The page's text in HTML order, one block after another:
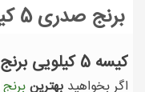
برنج صدری 5 کیلویی
کیسه 5 کیلویی برنج صدری
اگر بخواهید بهترینبرنج